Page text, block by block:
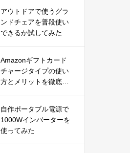
手軽に頭皮と肌をリフ
レッシュ
アウトドアで使うグラ
ンドチェアを普段使い
できるか試してみた
Amazonギフトカード
チャージタイプの使い
方とメリットを徹底解
自作ポータブル電源で
1000Wインバーターを
使ってみた